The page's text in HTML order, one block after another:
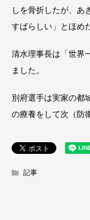
しを骨折したが、 あ
すばらしい」
とほめ
清水理事長は「世界
ました。
別府選手は実家の都
の療養をして次（防
記事